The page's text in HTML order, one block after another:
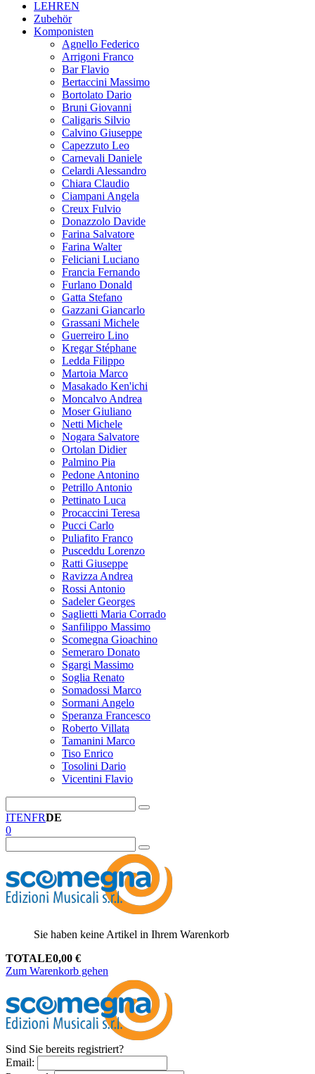
LEHREN
Zubehör
Komponisten
Agnello Federico
Arrigoni Franco
Bar Flavio
Bertaccini Massimo
Bortolato Dario
Bruni Giovanni
Caligaris Silvio
Calvino Giuseppe
Capezzuto Leo
Carnevali Daniele
Celardi Alessandro
Chiara Claudio
Ciampani Angela
Creux Fulvio
Donazzolo Davide
Farina Salvatore
Farina Walter
Feliciani Luciano
Francia Fernando
Furlano Donald
Gatta Stefano
Gazzani Giancarlo
Grassani Michele
Guerreiro Lino
Kregar Stéphane
Ledda Filippo
Martoia Marco
Masakado Ken'ichi
Moncalvo Andrea
Moser Giuliano
Netti Michele
Nogara Salvatore
Ortolan Didier
Palmino Pia
Pedone Antonino
Petrillo Antonio
Pettinato Luca
Procaccini Teresa
Pucci Carlo
Puliafito Franco
Pusceddu Lorenzo
Ratti Giuseppe
Ravizza Andrea
Rossi Antonio
Sadeler Georges
Saglietti Maria Corrado
Sanfilippo Massimo
Scomegna Gioachino
Semeraro Donato
Sgargi Massimo
Soglia Renato
Somadossi Marco
Sormani Angelo
Speranza Francesco
Roberto Villata
Tamanini Marco
Tiso Enrico
Tosolini Dario
Vicentini Flavio
ITENFRDE
0
Sie haben keine Artikel in Ihrem Warenkorb
TOTALE0,00 €
Zum Warenkorb gehen
Sind Sie bereits registriert?
Email: